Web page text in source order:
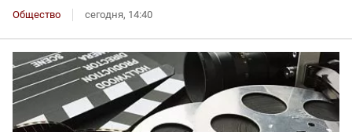
Общество сегодня, 14:40